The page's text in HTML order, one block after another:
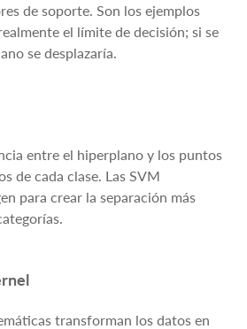
de soporte. Son los ejemplos
el límite de decisión; si se
se desplazaría.
entre el hiperplano y los puntos
de cada clase. Las SVM
para crear la separación más
transforman los datos en